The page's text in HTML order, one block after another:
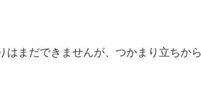
はまだできませんが、つかまり立ちから